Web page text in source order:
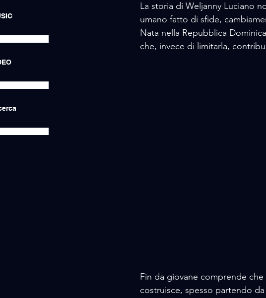
La storia di Weljanny Luciano
umano fatto di sfide,
Nata nella Repubblica
che, invece di limitarla,
Fin da giovane comprende
costruisce, spesso partendo da